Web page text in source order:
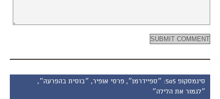
סינמסקופ 505: ״ספיידרמן״, פרסי אופיר, ״בוסית בהפרעה״,
״לגמור את הלילה״